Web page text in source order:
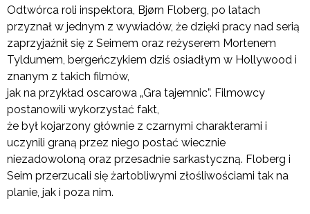
Odtwórca roli inspektora, Bjørn Floberg, po latach
przyznał w jednym z wywiadów, że dzięki pracy nad serią
zaprzyjaźnił się z Seimem oraz reżyserem Mortenem
Tyldumem, bergeńczykiem dziś osiadłym w Hollywood i
znanym z takich filmów,
jak na przykład oscarowa „Gra tajemnic”. Filmowcy
postanowili wykorzystać fakt,
że był kojarzony głównie z czarnymi charakterami i
uczynili graną przez niego postać wiecznie
niezadowoloną oraz przesadnie sarkastyczną. Floberg i
Seim przerzucali się żartobliwymi złośliwościami tak na
planie, jak i poza nim.